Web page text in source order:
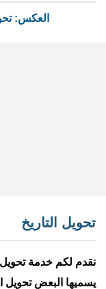
العكس:
تحويل التاريخ
نقدم لكم خدمة
يسميها البعض تحويل